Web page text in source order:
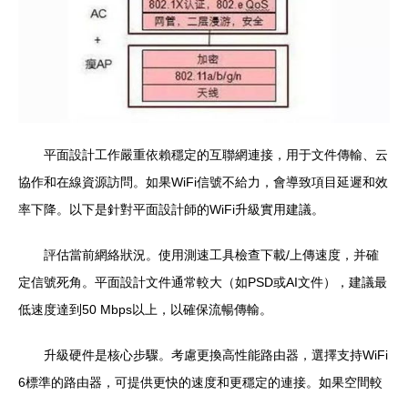
平面設計工作嚴重依賴穩定的互聯網連接，用于文件傳輸、云
協作和在線資源訪問。如果WiFi信號不給力，會導致項目延遲和效
率下降。以下是針對平面設計師的WiFi升級實用建議。
評估當前網絡狀況。使用測速工具檢查下載/上傳速度，并確
定信號死角。平面設計文件通常較大（如PSD或AI文件），建議最
低速度達到50 Mbps以上，以確保流暢傳輸。
升級硬件是核心步驟。考慮更換高性能路由器，選擇支持WiFi
6標準的路由器，可提供更快的速度和更穩定的連接。如果空間較